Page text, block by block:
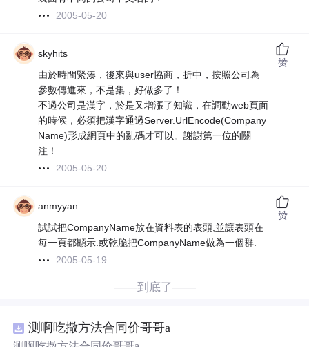
2005-05-20
skyhits
由於時間緊湊，後來與user協商，折中，按照公司為
參數傳進來，不是集，好做多了！
不過公司是漢字，於是又增漲了知識，在調動web頁面
的時候，必須把漢字通過Server.UrlEncode(Company
Name)形成網頁中的亂碼才可以。謝謝第一位的關
注！
2005-05-20
赞
anmyyan
試試把CompanyName放在資料表的表頭,並讓表頭在
每一頁都顯示.或乾脆把CompanyName做為一個群.
2005-05-19
赞
——到底了——
测啊吃撒方法合同价哥哥a